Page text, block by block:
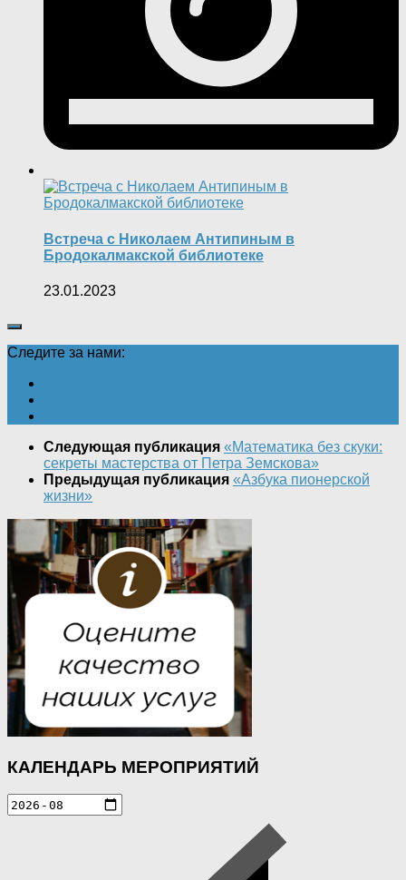
Встреча с Николаем Антипиным в
Бродокалмакской библиотеке
23.01.2023
Следите за нами:
Следующая публикация «Математика без скуки:
секреты мастерства от Петра Земскова»
Предыдущая публикация «Азбука пионерской
жизни»
КАЛЕНДАРЬ МЕРОПРИЯТИЙ